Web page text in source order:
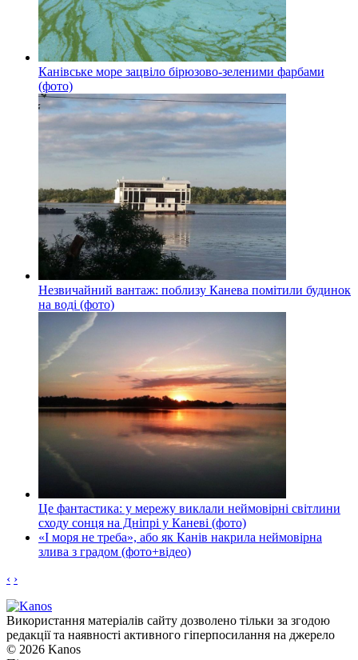
Канівське море зацвіло бірюзово-зеленими фарбами
(фото)
Незвичайний вантаж: поблизу Канева помітили будинок
на воді (фото)
Це фантастика: у мережу виклали неймовірні світлини
сходу сонця на Дніпрі у Каневі (фото)
«І моря не треба», або як Канів накрила неймовірна
злива з градом (фото+відео)
‹ ›
Використання матеріалів сайту дозволено тільки за згодою
редакції та наявності активного гіперпосилання на джерело
© 2026 Kanos